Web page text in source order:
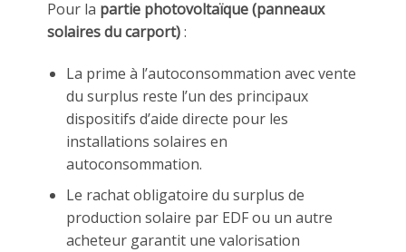
Pour la partie photovoltaïque (panneaux
solaires du carport):
La prime à l’autoconsommation avec vente
du surplus reste l’un des principaux
dispositifs d’aide directe pour les
installations solaires en
autoconsommation.
Le rachat obligatoire du surplus de
production solaire par EDF ou un autre
acheteur garantit une valorisation